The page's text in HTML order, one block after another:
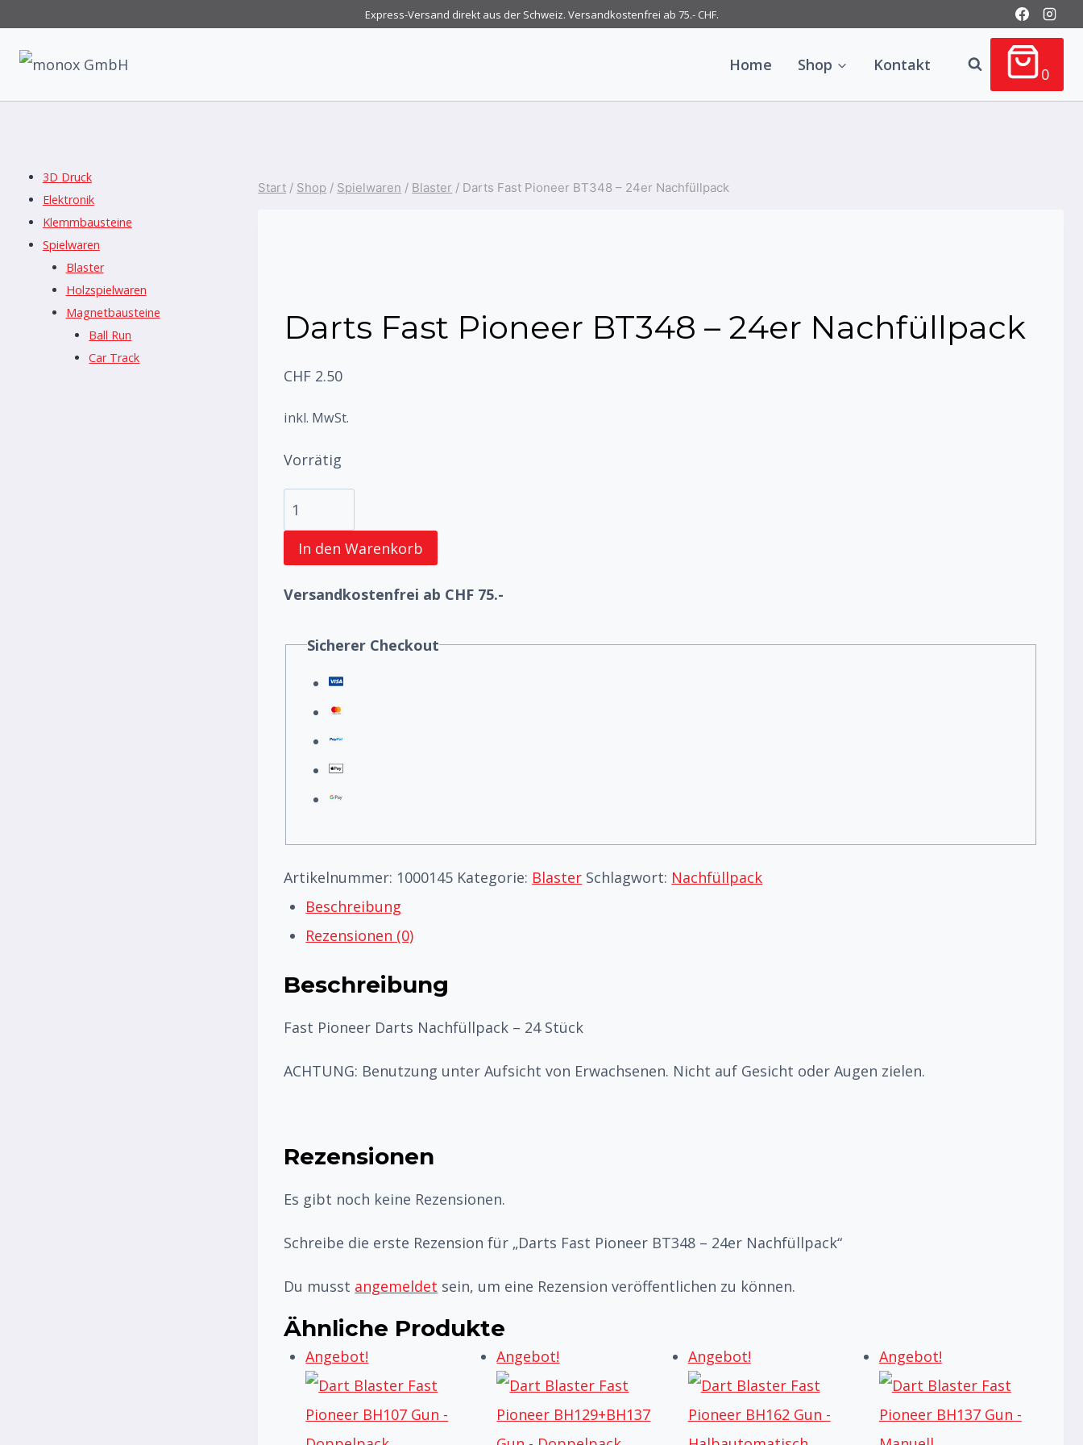
springen
Express-Versand direkt aus der Schweiz. Versandkostenfrei ab 75.- CHF.
Home Shop Kontakt 0
Start / Shop / Spielwaren / Blaster / Darts Fast Pioneer BT348 – 24er Nachfüllpack
Darts Fast Pioneer BT348 – 24er Nachfüllpack
CHF 2.50
inkl. MwSt.
Vorrätig
Darts
Fast
Pioneer
BT348
24er
Nachfüllpack
Menge
In den Warenkorb
Versandkostenfrei ab CHF 75.-
Sicherer Checkout
Artikelnummer: 1000145 Kategorie: Blaster Schlagwort: Nachfüllpack
Beschreibung
Rezensionen (0)
Beschreibung
Fast Pioneer Darts Nachfüllpack – 24 Stück
ACHTUNG: Benutzung unter Aufsicht von Erwachsenen. Nicht auf Gesicht oder Augen zielen.
Rezensionen
Es gibt noch keine Rezensionen.
Schreibe die erste Rezension für „Darts Fast Pioneer BT348 – 24er Nachfüllpack“
Du musst angemeldet sein, um eine Rezension veröffentlichen zu können.
Ähnliche Produkte
Angebot! Angebot! Angebot! Angebot!
3D Druck
Elektronik
Klemmbausteine
Spielwaren
Blaster
Holzspielwaren
Magnetbausteine
Ball Run
Car Track